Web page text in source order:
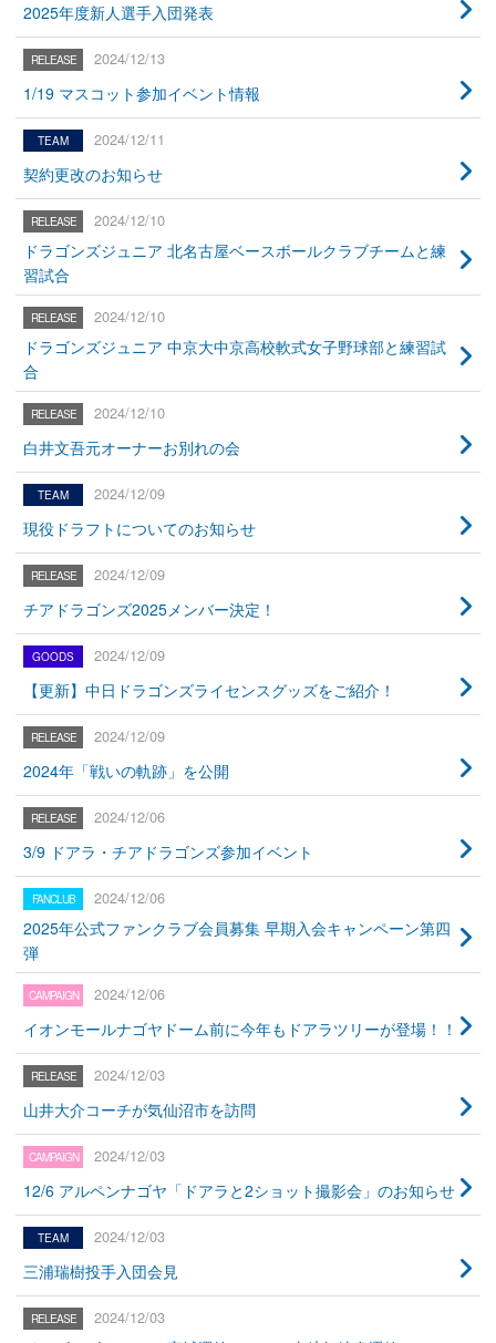
2025年度新人選手入団発表
2024/12/13
1/19 マスコット参加イベント情報
2024/12/11
契約更改のお知らせ
2024/12/10
ドラゴンズジュニア 北名古屋ベースボールクラブチームと練
習試合
2024/12/10
ドラゴンズジュニア 中京大中京高校軟式女子野球部と練習試
合
2024/12/10
白井文吾元オーナーお別れの会
2024/12/09
現役ドラフトについてのお知らせ
2024/12/09
チアドラゴンズ2025メンバー決定！
2024/12/09
【更新】中日ドラゴンズライセンスグッズをご紹介！
2024/12/09
2024年「戦いの軌跡」を公開
2024/12/06
3/9 ドアラ・チアドラゴンズ参加イベント
2024/12/06
2025年公式ファンクラブ会員募集 早期入会キャンペーン第四
弾
2024/12/06
イオンモールナゴヤドーム前に今年もドアラツリーが登場！！
2024/12/03
山井大介コーチが気仙沼市を訪問
2024/12/03
12/6 アルペンナゴヤ「ドアラと2ショット撮影会」のお知らせ
2024/12/03
三浦瑞樹投手入団会見
2024/12/03